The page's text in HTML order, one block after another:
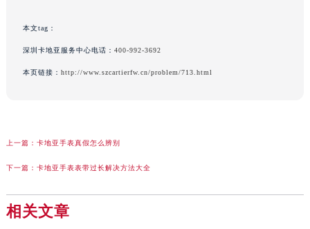
本文tag：
深圳卡地亚服务中心电话： 400-992-3692
本页链接： http://www.szcartierfw.cn/problem/713.html
上一篇： 卡地亚手表真假怎么辨别
下一篇： 卡地亚手表表带过长解决方法大全
相关文章